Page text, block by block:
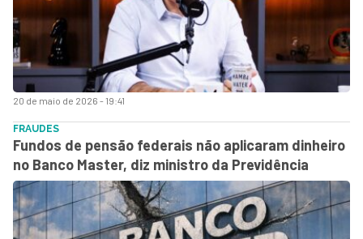
20 de maio de 2026 - 19:41
FRAUDES
Fundos de pensão federais não aplicaram dinheiro
no Banco Master, diz ministro da Previdência